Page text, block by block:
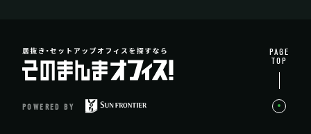
POWERED BY
PAGE
TOP